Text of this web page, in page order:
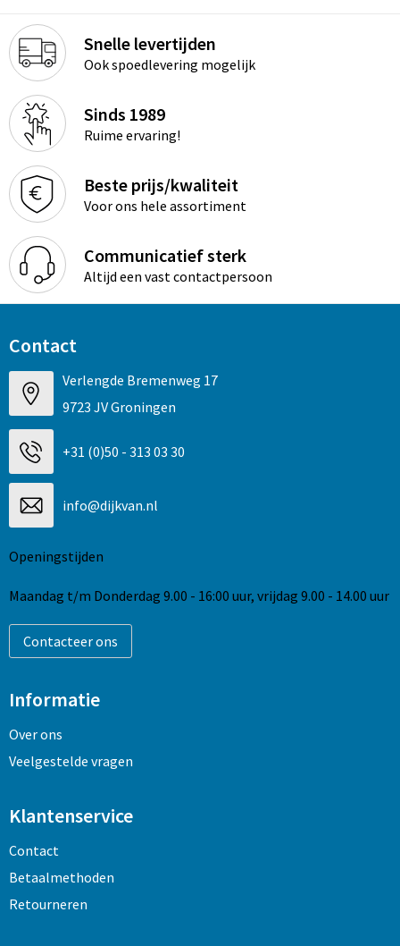
Snelle levertijden
Ook spoedlevering mogelijk
Sinds 1989
Ruime ervaring!
Beste prijs/kwaliteit
Voor ons hele assortiment
Communicatief sterk
Altijd een vast contactpersoon
Contact
Verlengde Bremenweg 17
9723 JV Groningen
+31 (0)50 - 313 03 30
info@dijkvan.nl
Openingstijden
Maandag t/m Donderdag 9.00 - 16:00 uur, vrijdag 9.00 - 14.00 uur
Contacteer ons
Informatie
Over ons
Veelgestelde vragen
Klantenservice
Contact
Betaalmethoden
Retourneren